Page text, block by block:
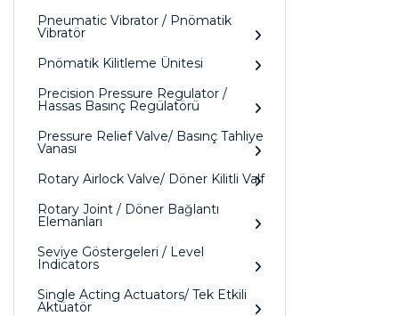
Pneumatic Vibrator / Pnömatik
Vibratör
Pnömatik Kilitleme Ünitesi
Precision Pressure Regulator /
Hassas Basınç Regülatörü
Pressure Relief Valve/ Basınç Tahliye
Vanası
Rotary Airlock Valve/ Döner Kilitli Valf
Rotary Joint / Döner Bağlantı
Elemanları
Seviye Göstergeleri / Level
Indicators
Single Acting Actuators/ Tek Etkili
Aktüatör